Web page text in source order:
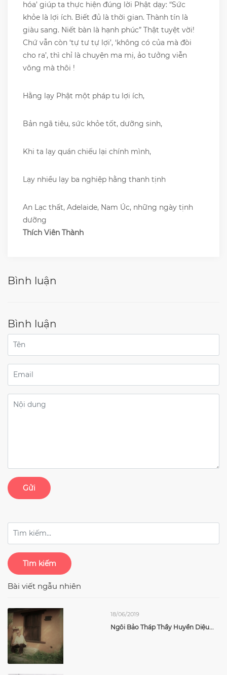
hóa’ giúp ta thực hiện đúng lời Phật dạy: “Sức
khỏe là lợi ích. Biết đủ là thời gian. Thành tín là
giàu sang. Niết bàn là hạnh phúc” Thật tuyệt vời!
Chứ vẫn còn ‘tự tư tự lợi’, ‘không có của mà đòi
cho ra’, thì chỉ là chuyện ma mị, ảo tưởng viễn
vông mà thôi !
Hằng lạy Phật một pháp tu lợi ích,
Bản ngã tiêu, sức khỏe tốt, dưỡng sinh,
Khi ta lạy quán chiếu lại chính mình,
Lạy nhiều lạy ba nghiệp hằng thanh tịnh
An Lạc thất, Adelaide, Nam Úc, những ngày tịnh
dưỡng
Thích Viên Thành
Bình luận
Bình luận
Gửi
Tìm kiếm
Bài viết ngẫu nhiên
18/06/2019
Ngôi Bảo Tháp Thầy Huyền Diệu...